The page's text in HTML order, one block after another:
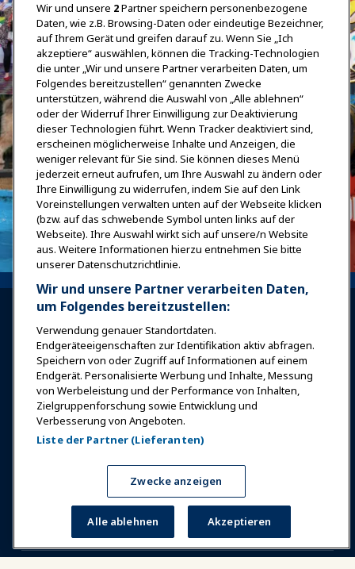
Anmelden Jetzt beitreten
Auszeichnungen Karrieren
Kontakt
Expos & Veranstaltungen
News & Funwelt
Wir und unsere 2Partner speichern personenbezogene
Daten, wie z.B. Browsing-Daten oder eindeutige Bezeichner,
auf Ihrem Gerät und greifen darauf zu. Wenn Sie „Ich
akzeptiere“ auswählen, können die Tracking-Technologien
die unter „Wir und unsere Partner verarbeiten Daten, um
Folgendes bereitzustellen“ genannten Zwecke
unterstützen, während die Auswahl von „Alle ablehnen“
oder der Widerruf Ihrer Einwilligung zur Deaktivierung
dieser Technologien führt. Wenn Tracker deaktiviert sind,
erscheinen möglicherweise Inhalte und Anzeigen, die
weniger relevant für Sie sind. Sie können dieses Menü
jederzeit erneut aufrufen, um Ihre Auswahl zu ändern oder
Ihre Einwilligung zu widerrufen, indem Sie auf den Link
Voreinstellungen verwalten unten auf der Webseite klicken
(bzw. auf das schwebende Symbol unten links auf der
Webseite). Ihre Auswahl wirkt sich auf unsere/n Website
aus. Weitere Informationen hierzu entnehmen Sie bitte
unserer Datenschutzrichtlinie.
Wir und unsere Partner verarbeiten Daten,
um Folgendes bereitzustellen:
Verwendung genauer Standortdaten.
Endgeräteeigenschaften zur Identifikation aktiv abfragen.
Speichern von oder Zugriff auf Informationen auf einem
Endgerät. Personalisierte Werbung und Inhalte, Messung
von Werbeleistung und der Performance von Inhalten,
Zielgruppenforschung sowie Entwicklung und
Verbesserung von Angeboten.
Liste der Partner (Lieferanten)
Zwecke anzeigen
Alle ablehnen Akzeptieren